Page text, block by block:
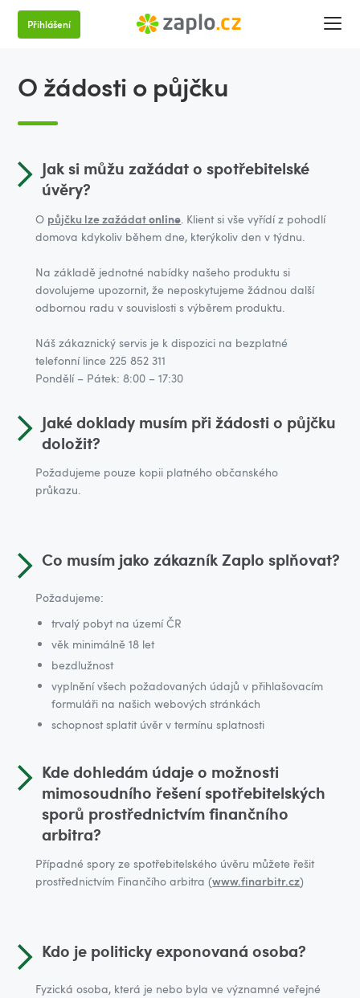
Přihlášení
O žádosti o půjčku
Jak si můžu zažádat o spotřebitelské
úvěry?
O půjčku lze zažádatonline. Klient si vše vyřídí z pohodlí
domova kdykoliv během dne, kterýkoliv den v týdnu.
Na základě jednotné nabídky našeho produktu si
dovolujeme upozornit, že neposkytujeme žádnou další
odbornou radu v souvislosti s výběrem produktu.
Náš zákaznický servis je k dispozici na bezplatné
telefonní lince 225 852 311
Pondělí – Pátek: 8:00 – 17:30
Jaké doklady musím při žádosti o půjčku
doložit?
Požadujeme pouze kopii platného občanského
průkazu.
Co musím jako zákazník Zaplo splňovat?
Požadujeme:
trvalý pobyt na území ČR
věk minimálně 18 let
bezdlužnost
vyplnění všech požadovaných údajů v přihlašovacím
formuláři na našich webových stránkách
schopnost splatit úvěr v termínu splatnosti
Kde dohledám údaje o možnosti
mimosoudního řešení spotřebitelských
sporů prostřednictvím finančního
arbitra?
Případné spory ze spotřebitelského úvěru můžete řešit
prostřednictvím Finančího arbitra (www.finarbitr.cz)
Kdo je politicky exponovaná osoba?
Fyzická osoba, která je nebo byla ve významné veřejné